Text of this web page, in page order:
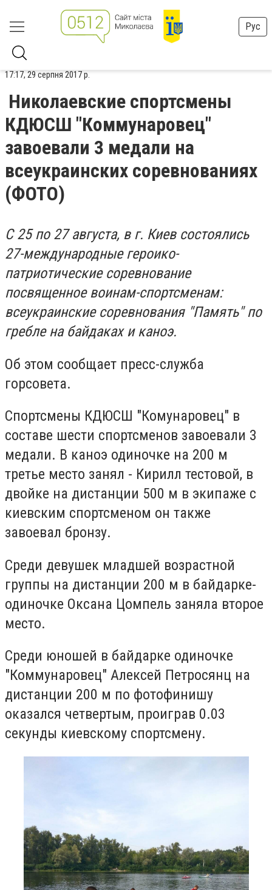
Рус
17:17, 29 серпня 2017 р.
Николаевские спортсмены
КДЮСШ "Коммунаровец"
завоевали 3 медали на
всеукраинских соревнованиях
(ФОТО)
С 25 по 27 августа, в г. Киев состоялись
27-международные героико-
патриотические соревнование
посвященное воинам-спортсменам:
всеукраинские соревнования "Память" по
гребле на байдаках и каноэ.
Об этом сообщает пресс-служба
горсовета.
Спортсмены КДЮСШ "Комунаровец" в
составе шести спортсменов завоевали 3
медали. В каноэ одиночке на 200 м
третье место занял - Кирилл тестовой, в
двойке на дистанции 500 м в экипаже с
киевским спортсменом он также
завоевал бронзу.
Среди девушек младшей возрастной
группы на дистанции 200 м в байдарке-
одиночке Оксана Цомпель заняла второе
место.
Среди юношей в байдарке одиночке
"Коммунаровец" Алексей Петросянц на
дистанции 200 м по фотофинишу
оказался четвертым, проиграв 0.03
секунды киевскому спортсмену.